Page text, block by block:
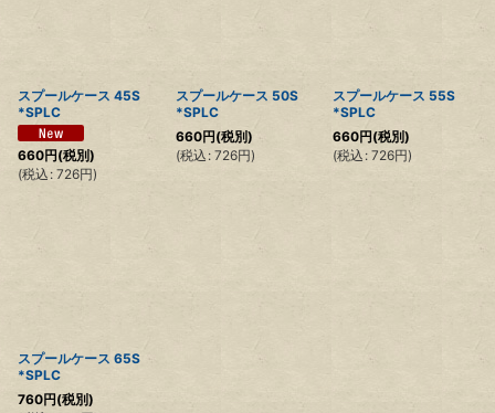
スプールケース 45S
*SPLC
660円(税別)
(税込 : 726円)
スプールケース 50S
*SPLC
660円(税別)
(税込 : 726円)
スプールケース 55S
*SPLC
660円(税別)
(税込 : 726円)
スプールケース 65S
*SPLC
760円(税別)